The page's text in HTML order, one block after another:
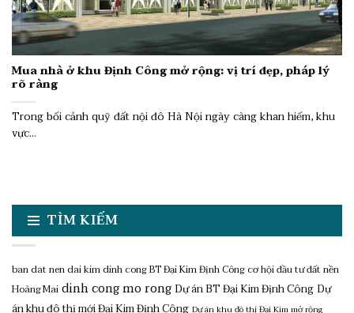
Mua nhà ở khu Định Công mở rộng: vị trí đẹp, pháp lý
rõ ràng
Trong bối cảnh quỹ đất nội đô Hà Nội ngày càng khan hiếm, khu
vực...
TÌM KIẾM
ban dat nen dai kim dinh congBT Đại Kim Định Công cơ hội đầu tư đất nền
Hoàng Maidinh cong mo rongDự án BT Đại Kim Định CôngDự
án khu đô thị mới Đại Kim Định Công